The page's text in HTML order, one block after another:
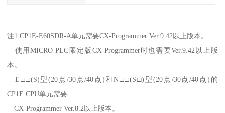
注1.CP1E-E60SDR-A单元需要CX-Programmer Ver.9.42以上版本。
使用MICRO PLC限定版CX-Programmer时也需要Ver.9.42以上版
本。
E□□(S)型(20点/30点/40点)和N□□(S□)型(20点/30点/40点)的
CP1E CPU单元需要
CX-Programmer Ver.8.2以上版本。